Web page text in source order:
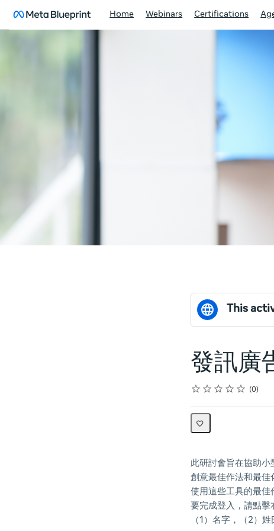
Home Webinars Certifications
This
發訊廣
Rating
1 star
2 stars
3 stars
4 stars
5 stars
Average rating: 0 0
No reviews
此研討會旨在協助小
創意最佳作法和最
使用這些工具的最佳
要完成登入，請點擊
（1）名字，（2）